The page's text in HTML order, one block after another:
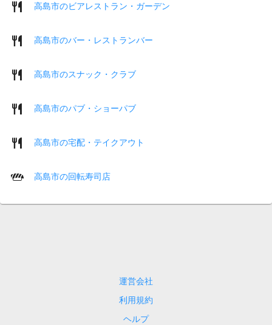
高島市のビアレストラン・ガーデン
高島市のバー・レストランバー
高島市のスナック・クラブ
高島市のパブ・ショーパブ
高島市の宅配・テイクアウト
高島市の回転寿司店
運営会社
利用規約
ヘルプ